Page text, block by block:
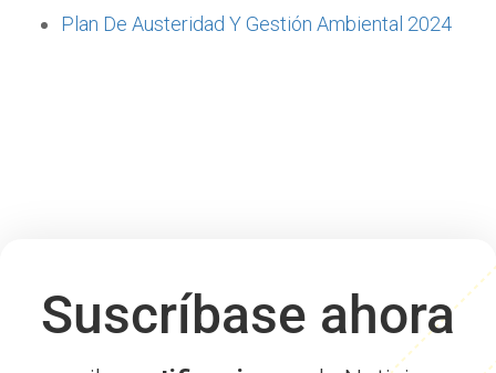
Plan De Austeridad Y Gestión Ambiental 2024
Suscríbase ahora